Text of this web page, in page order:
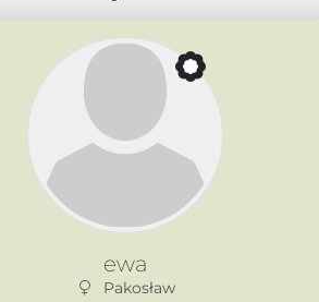
ewa
Pakosław